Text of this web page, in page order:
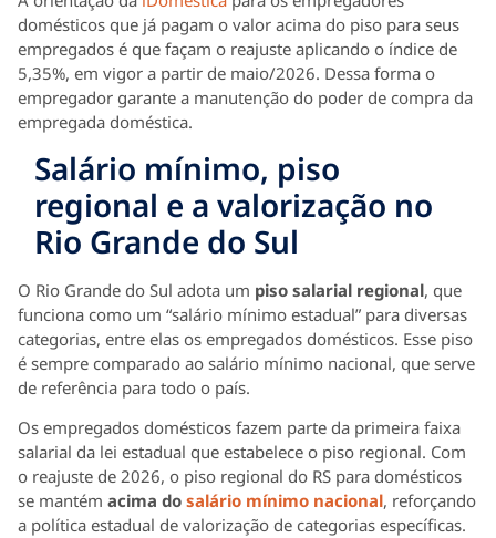
domésticos que já pagam o valor acima do piso para seus
empregados é que façam o reajuste aplicando o índice de
5,35%, em vigor a partir de maio/2026. Dessa forma o
empregador garante a manutenção do poder de compra da
empregada doméstica.
Salário mínimo, piso
regional e a valorização no
Rio Grande do Sul
O Rio Grande do Sul adota um piso salarial regional, que
funciona como um “salário mínimo estadual” para diversas
categorias, entre elas os empregados domésticos. Esse piso
é sempre comparado ao salário mínimo nacional, que serve
de referência para todo o país.
Os empregados domésticos fazem parte da primeira faixa
salarial da lei estadual que estabelece o piso regional. Com
o reajuste de 2026, o piso regional do RS para domésticos
se mantém acima do salário mínimo nacional, reforçando
a política estadual de valorização de categorias específicas.